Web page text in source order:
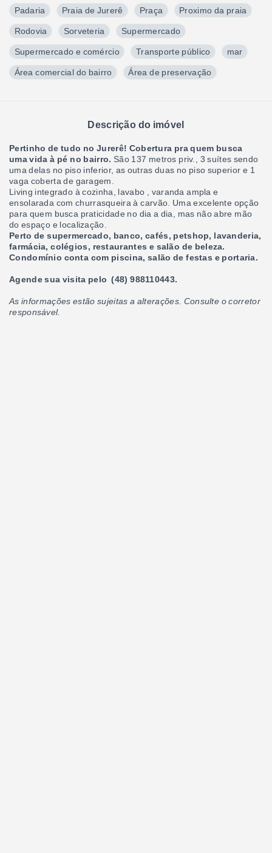
Padaria Praia de Jurerê Praça Proximo da praia
Rodovia Sorveteria Supermercado
Supermercado e comércio Transporte público mar
Área comercial do bairro Área de preservação
Descrição do imóvel
Pertinho de tudo no Jurerê! Cobertura pra quem busca
uma vida à pé no bairro. São 137 metros priv., 3 suítes sendo
uma delas no piso inferior, as outras duas no piso superior e 1
vaga coberta de garagem.
Living integrado à cozinha, lavabo , varanda ampla e
ensolarada com churrasqueira à carvão. Uma excelente opção
para quem busca praticidade no dia a dia, mas não abre mão
do espaço e localização.
Perto de supermercado, banco, cafés, petshop, lavanderia,
farmácia, colégios, restaurantes e salão de beleza.
Condomínio conta com piscina, salão de festas e portaria.
Agende sua visita pelo (48) 988110443.
As informações estão sujeitas a alterações. Consulte o corretor
responsável.